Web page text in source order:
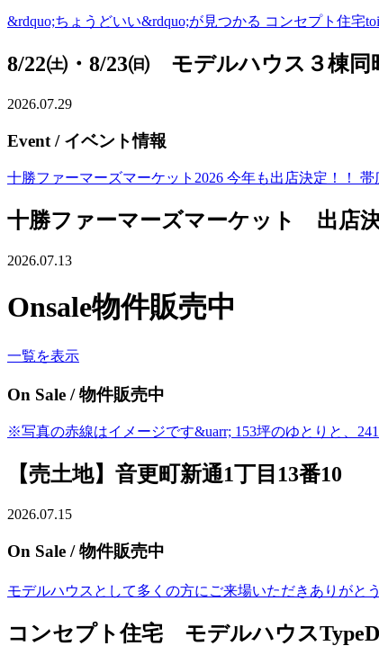
&rdquo;ちょうどいい&rdquo;が見つかる コンセプト住宅
8/22㈯・8/23㈰ モデルハウス３棟同
2026.07.29
Event / イベント情報
十勝ファーマーズマーケット2026 今年も出店決定！！
十勝ファーマーズマーケット 出店決
2026.07.13
Onsale物件販売中
一覧を表示
On Sale / 物件販売中
※写真の赤線はイメージです&uarr; 153坪のゆとりと、
【売土地】音更町新通1丁目13番10
2026.07.15
On Sale / 物件販売中
モデルハウスとして多くの方にご来場いただきありがと
コンセプト住宅 モデルハウス